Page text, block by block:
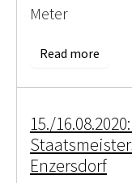
Meter
Read more
15./
Enzersdorf